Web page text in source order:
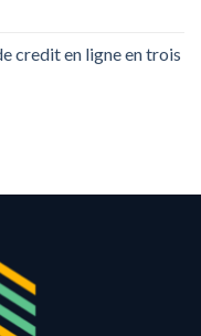
credit en ligne en trois